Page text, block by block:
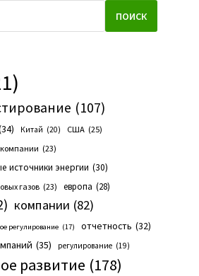
ПОИСК
(107)
Китай (20) США (25)
компании (23)
источники энергии (30)
газов (23) европа (28)
компании (82)
регулирование (17) отчетность (32)
(35) регулирование (19)
развитие (178)